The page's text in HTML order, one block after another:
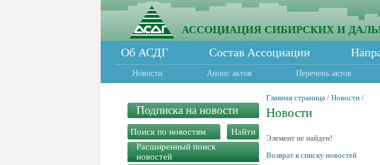
АССОЦИАЦИЯ СИБИРСКИХ И
Об АСДГ Состав Ассоциации
Новости Анонс актов Перечень актов
Подписка на новости
Расширенный поиск
новостей
Главная страница / Новости /
Новости
Элемент не найден!
Возврат к списку новостей